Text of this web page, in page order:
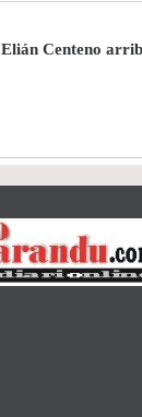
Elián Centeno